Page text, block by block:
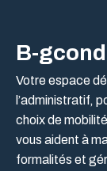
B-
Votre espace
l’administratif,
choix de
vous aident à
formalités et